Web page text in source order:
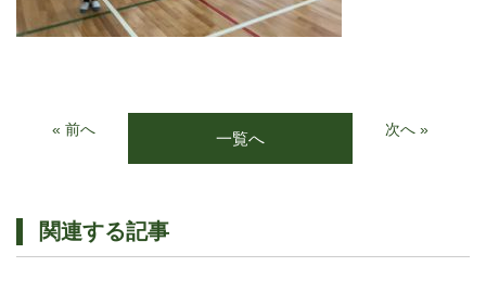
« 前へ 一覧へ 次へ »
関連する記事